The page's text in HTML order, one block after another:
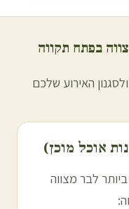
בפתח תקווה
האירוע שלכם
לבר מצווה
: